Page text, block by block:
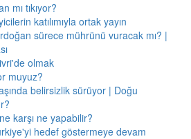
mı tıkıyor?
katılımıyla ortak yayın
sürece mührünü vuracak mı? |
olmak
muyuz?
belirsizlik sürüyor | Doğu
karşı ne yapabilir?
hedef göstermeye devam